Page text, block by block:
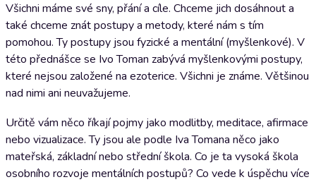
Všichni máme své sny, přání a cíle. Chceme jich dosáhnout a
také chceme znát postupy a metody, které nám s tím
pomohou. Ty postupy jsou fyzické a mentální (myšlenkové). V
této přednášce se Ivo Toman zabývá myšlenkovými postupy,
které nejsou založené na ezoterice. Všichni je známe. Většinou
nad nimi ani neuvažujeme.
Určitě vám něco říkají pojmy jako modlitby, meditace, afirmace
nebo vizualizace. Ty jsou ale podle Iva Tomana něco jako
mateřská, základní nebo střední škola. Co je ta vysoká škola
osobního rozvoje mentálních postupů? Co vede k úspěchu více